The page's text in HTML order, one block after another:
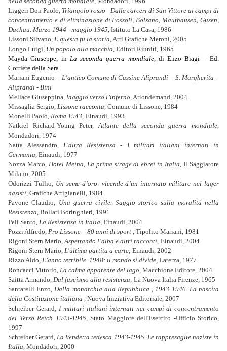
Liggeri Don Paolo, Triangolo rosso - Dalle carceri di San Vittore ai campi di
concentramento e di eliminazione di Fossoli, Bolzano, Mauthausen, Gusen,
Dachau. Marzo 1944 - maggio 1945, Istituto La Casa, 1986
Lissoni Silvano, E questa fu la storia, Arti Grafiche Meroni, 2005
Longo Luigi, Un popolo alla macchia, Editori Riuniti, 1965
Mayda Giuseppe, in La seconda guerra mondiale,di Enzo Biagi – Ed.
Corriere della Sera
Mariani Eugenio – L’antico Comune di Cassine Aliprandi – S. Margherita –
Aliprandi - Bini
Mellace Giuseppina, Viaggio verso l’inferno, Ariondemand, 2004
Missaglia Sergio, Lissone racconta, Comune di Lissone, 1984
Monelli Paolo, Roma 1943, Einaudi, 1993
Natkiel Richard-Young Peter,Atlante della seconda guerra mondiale,
Mondadori, 1974
Natta Alessandro,L'altra Resistenza - I militari italiani internati in
Germania, Einaudi, 1977
Nozza Marco, Hotel Meina, La prima strage di ebrei in Italia, Il Saggiatore
Milano, 2005
Odorizzi Tullio, Un seme d’oro: vicende d’un internato militare nei lager
nazisti, Grafiche Artigianelli, 1984
Pavone Claudio, Una guerra civile. Saggio storico sulla moralità nella
Resistenza, Bollati Boringhieri, 1991
Peli Santo, La Resistenza in Italia, Einaudi, 2004
Pozzi Alfredo, Pro Lissone – 80 anni di sport , Tipolito Mariani, 1981
Rigoni Stern Mario,Aspettando l’alba e altri racconti, Einaudi, 2004
Rigoni Stern Mario, L'ultima partita a carte, Einaudi, 2002
Rizzo Aldo, L’anno terribile. 1948: il mondo si divide, Laterza, 1977
Roncacci Vittorio, La calma apparente del lago, Macchione Editore, 2004
Saitta Armando, Dal fascismo alla resistenza, La Nuova Italia Firenze, 1965
Santarelli Enzo,Dalla monarchia alla Repubblica , 1943 1946. La nascita
della Costituzione italiana , Nuova Iniziativa Editoriale, 2007
Schreiber Gerard, I militari italiani internati nei campi di concentramento
del Terzo Reich 1943-1945, Stato Maggiore dell'Esercito -Ufficio Storico,
1997
Schreiber Gerard,La Vendetta tedesca 1943-1945. Le rappresaglie naziste in
Italia, Mondadori, 2000